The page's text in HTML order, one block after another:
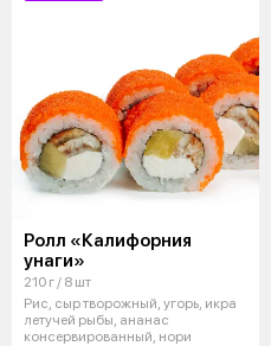
Ролл «Калифорния
унаги»
210 г / 8 шт
Рис, сыр творожный, угорь, икра
летучей рыбы, ананас
консервированный, нори